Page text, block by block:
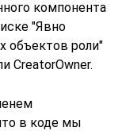
компонента
"Явно
объектов роли"
CreatorOwner.
в коде мы